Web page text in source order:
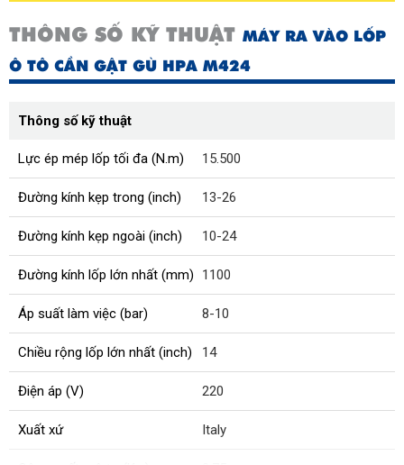
THÔNG SỐ KỸ THUẬT MÁY RA VÀO LỐP
Ô TÔ CẦN GẬT GÙ HPA M424
Thông số kỹ thuật
Lực ép mép lốp tối đa (N.m) 15.500
Đường kính kẹp trong (inch) 13-26
Đường kính kẹp ngoài (inch) 10-24
Đường kính lốp lớn nhất (mm) 1100
Áp suất làm việc (bar) 8-10
Chiều rộng lốp lớn nhất (inch) 14
Điện áp (V) 220
Xuất xứ Italy